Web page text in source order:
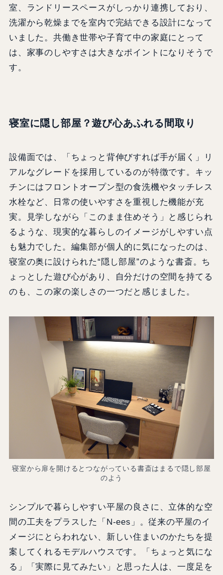
室、ランドリースペースがしっかり連携しており、
洗濯から乾燥までを室内で完結できる設計になって
いました。共働き世帯や子育て中の家庭にとって
は、家事のしやすさは大きなポイントになりそうで
す。
寝室に隠し部屋？遊び心あふれる間取り
設備面では、「ちょっと背伸びすれば手が届く」リ
アルなグレードを採用しているのが特徴です。キッ
チンにはフロントオープン型の食洗機やタッチレス
水栓など、日常の使いやすさを重視した機能が充
実。見学しながら「このまま住めそう」と感じられ
るような、現実的な暮らしのイメージがしやすい点
も魅力でした。編集部が個人的に気になったのは、
寝室の奥に設けられた“隠し部屋”のような書斎。ち
ょっとした遊び心があり、自分だけの空間を持てる
のも、この家の楽しさの一つだと感じました。
寝室から扉を開けるとつながっている書斎はまるで隠し部屋
のよう
シンプルで暮らしやすい平屋の良さに、立体的な空
間の工夫をプラスした「N-ees」。従来の平屋のイ
メージにとらわれない、新しい住まいのかたちを提
案してくれるモデルハウスです。「ちょっと気にな
る」「実際に見てみたい」と思った人は、一度足を